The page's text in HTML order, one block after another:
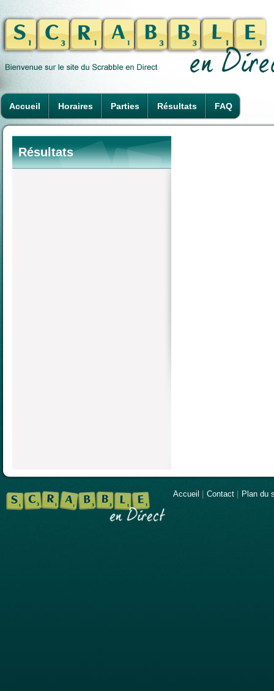
Accueil Horaires Parties Résultats FAQ
Résultats
Accueil Contact Plan du